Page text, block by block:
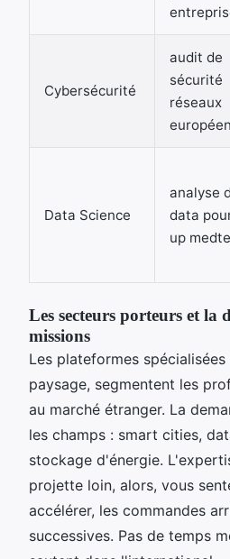
Cybersécurité
audit de
sécurité
réseaux
Data Science
analyse
data
up
Les secteurs porteurs et la
missions
Les plateformes
paysage, segmentent les
au marché étranger. La
les champs : smart cities,
stockage d'énergie.
projette loin, alors, vous
accélérer, les commandes
successives. Pas de temps